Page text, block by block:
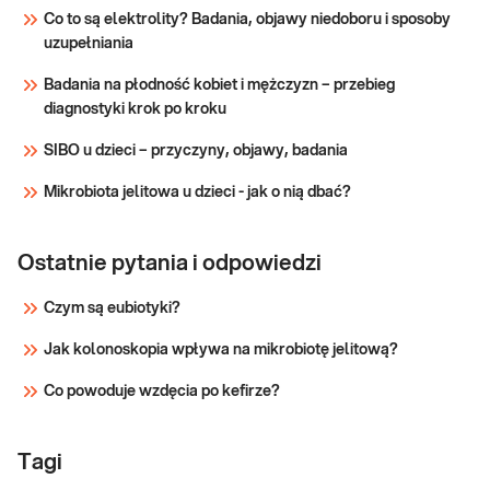
z
konsultacją
dostarczających informacji na temat
zagrożeniem dla pacjenta jest dyskomfort
pobran
Sprawdź
Co to są elektrolity? Badania, objawy niedoboru i sposoby
uzupełniania
Badania na płodność kobiet i mężczyzn – przebieg
diagnostyki krok po kroku
SIBO u dzieci – przyczyny, objawy, badania
Mikrobiota jelitowa u dzieci - jak o nią dbać?
Ostatnie pytania i odpowiedzi
Czym są eubiotyki?
Jak kolonoskopia wpływa na mikrobiotę jelitową?
Co powoduje wzdęcia po kefirze?
Tagi